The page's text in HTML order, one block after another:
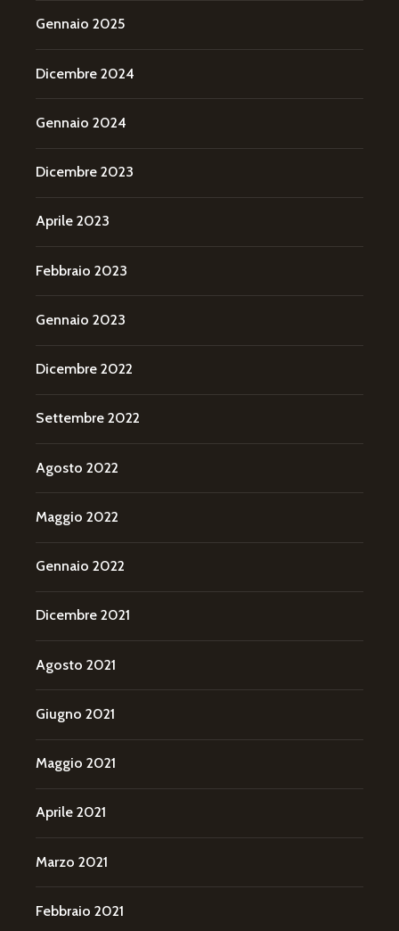
Gennaio 2025
Dicembre 2024
Gennaio 2024
Dicembre 2023
Aprile 2023
Febbraio 2023
Gennaio 2023
Dicembre 2022
Settembre 2022
Agosto 2022
Maggio 2022
Gennaio 2022
Dicembre 2021
Agosto 2021
Giugno 2021
Maggio 2021
Aprile 2021
Marzo 2021
Febbraio 2021